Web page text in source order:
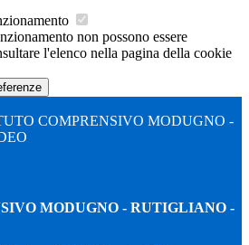
non possono essere
l'elenco nella pagina della cookie
COMPRENSIVO MODUGNO -
MODUGNO - RUTIGLIANO -